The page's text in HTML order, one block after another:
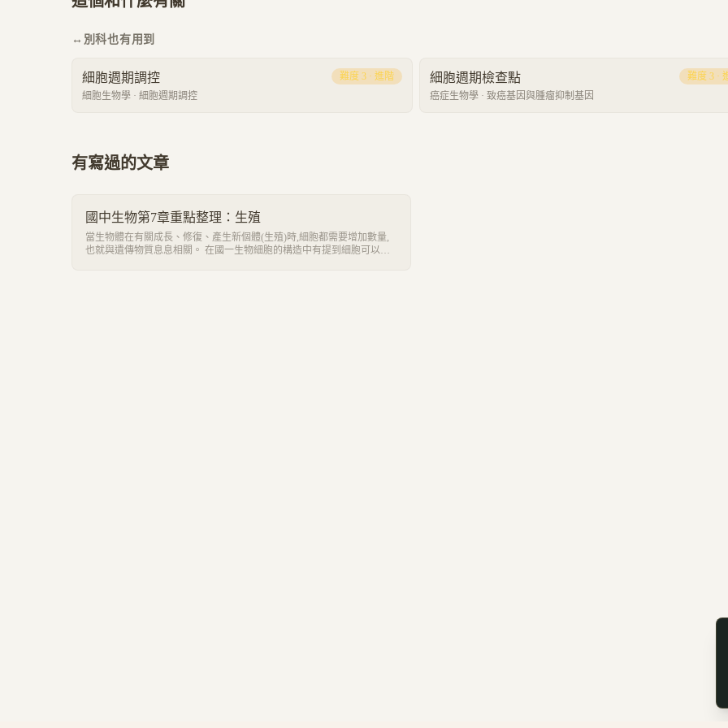
↔ 別科也有用到
細胞週期調控
細胞生物學 · 細胞週期調控
難度 3 · 進階 細胞週期檢查點
癌症生物學 · 致癌基因與腫瘤抑制基因
難度 3 ·
有寫過的文章
國中生物第7章重點整理：生殖
當生物體在有關成長、修復、產生新個體(生殖)時,細胞都需要增加數量,
也就與遺傳物質息息相關。 在國一生物細胞的構造中有提到細胞可以分